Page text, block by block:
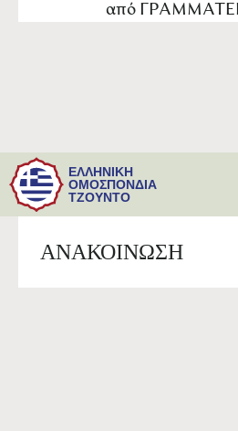
από
ΕΛΛΗΝΙΚΗ
ΟΜΟΣΠΟΝΔΙΑ
ΤΖΟΥΝΤΟ
Διευκρινήσεις σχετικά με
αθλητικών σωματείων στο
ΑΝΑΚΟΙΝΩΣΗ